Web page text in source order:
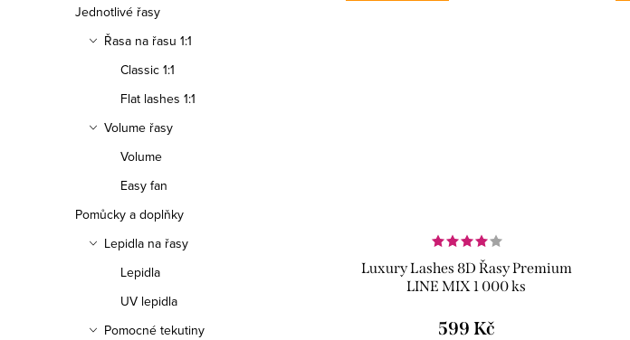
Jednotlivé řasy
Řasa na řasu 1:1
Classic 1:1
Flat lashes 1:1
Volume řasy
Volume
Easy fan
Pomůcky a doplňky
Lepidla na řasy
Lepidla
UV lepidla
Pomocné tekutiny
Luxury Lashes 8D Řasy Premium
LINE MIX 1 000 ks
599 Kč